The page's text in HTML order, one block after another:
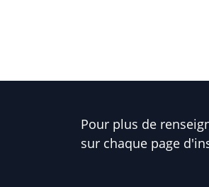
Pour plus de
sur chaque page